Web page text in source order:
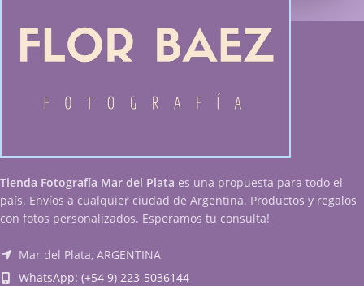
Tienda Fotografía Mar del Plata es una propuesta para todo el
país. Envíos a cualquier ciudad de Argentina. Productos y regalos
con fotos personalizados. Esperamos tu consulta!
Mar del Plata, ARGENTINA
WhatsApp: (+54 9) 223-5036144